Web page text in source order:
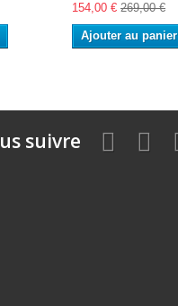
154,00 € 269,00 €
Ajouter au panier
suivre